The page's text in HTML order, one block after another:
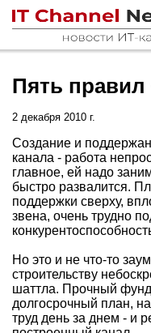
Пять правил
2 декабря 2010 г.
Создание и
канала - работа
главное, ей надо
быстро развалится.
поддержки сверху,
звена, очень трудно
Но это и не что-то
строительству
шаттла. Прочный
долгосрочный план,
труд день за днем - и